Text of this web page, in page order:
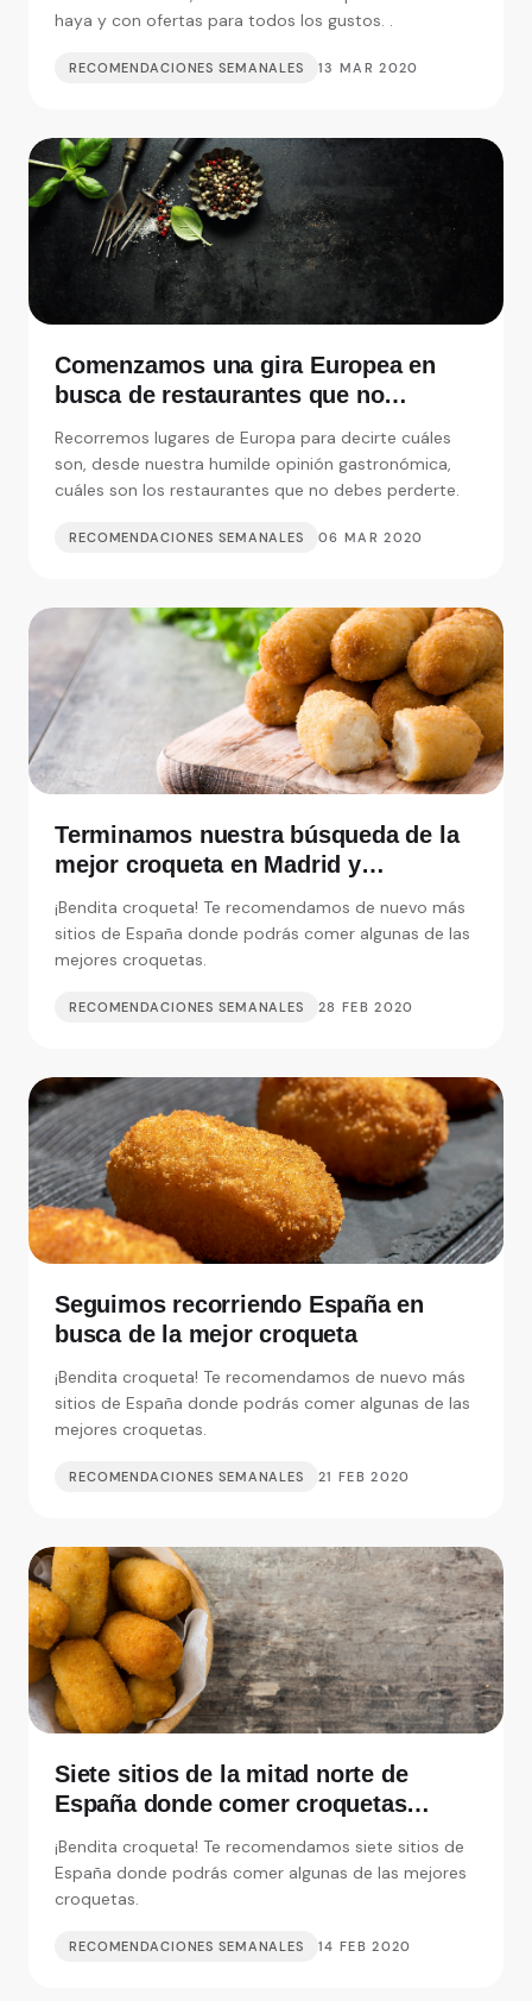
haya y con ofertas para todos los gustos. .
RECOMENDACIONES SEMANALES 13 MAR 2020
Comenzamos una gira Europea en
busca de restaurantes que no
Recorremos lugares de Europa para decirte cuáles
son, desde nuestra humilde opinión gastronómica,
cuáles son los restaurantes que no debes perderte.
RECOMENDACIONES SEMANALES 06 MAR 2020
Terminamos nuestra búsqueda de la
mejor croqueta en Madrid y
¡Bendita croqueta! Te recomendamos de nuevo más
sitios de España donde podrás comer algunas de las
mejores croquetas.
RECOMENDACIONES SEMANALES 28 FEB 2020
Seguimos recorriendo España en
busca de la mejor croqueta
¡Bendita croqueta! Te recomendamos de nuevo más
sitios de España donde podrás comer algunas de las
mejores croquetas.
RECOMENDACIONES SEMANALES 21 FEB 2020
Siete sitios de la mitad norte de
España donde comer croquetas
¡Bendita croqueta! Te recomendamos siete sitios de
España donde podrás comer algunas de las mejores
croquetas.
RECOMENDACIONES SEMANALES 14 FEB 2020